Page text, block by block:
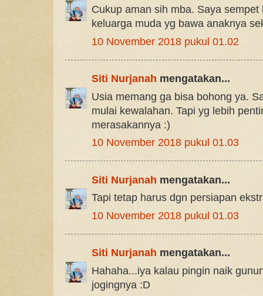
Cukup aman sih mba. Saya
keluarga muda yg bawa anaknya
10 November 2018 pukul 01.02
Siti Nurjanah mengatakan...
Usia memang ga bisa bohong ya.
mulai kewalahan. Tapi yg lebih
merasakannya :)
10 November 2018 pukul 01.03
Siti Nurjanah mengatakan...
Tapi tetap harus dgn persiapan
10 November 2018 pukul 01.03
Siti Nurjanah mengatakan...
Hahaha...iya kalau pingin naik
jogingnya :D